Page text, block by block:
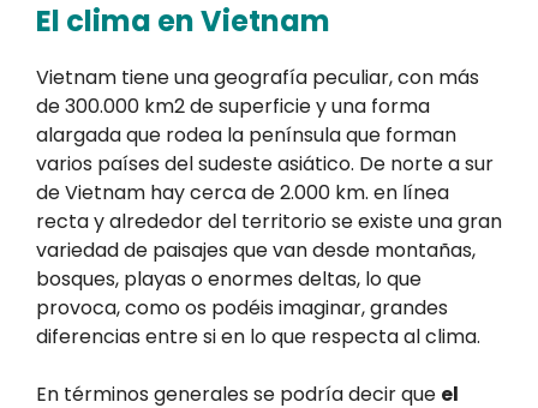
El clima en Vietnam
Vietnam tiene una geografía peculiar, con más
de 300.000 km2 de superficie y una forma
alargada que rodea la península que forman
varios países del sudeste asiático. De norte a sur
de Vietnam hay cerca de 2.000 km. en línea
recta y alrededor del territorio se existe una gran
variedad de paisajes que van desde montañas,
bosques, playas o enormes deltas, lo que
provoca, como os podéis imaginar, grandes
diferencias entre si en lo que respecta al clima.
En términos generales se podría decir que el